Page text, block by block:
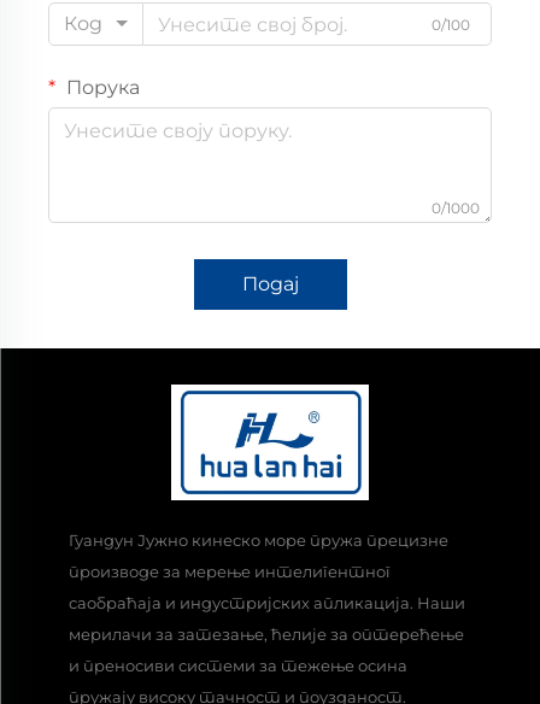
Код
0/100
Порука
0/1000
Подај
Гуандун Јужно кинеско море пружа прецизне
производе за мерење интелигентног
саобраћаја и индустријских апликација. Наши
мерилачи за затезање, ћелије за оптерећење
и преносиви системи за тежење осина
пружају високу тачност и поузданост.